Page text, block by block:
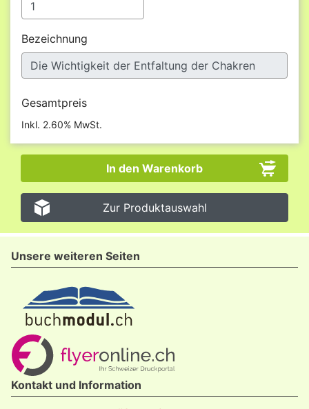
Bezeichnung
Gesamtpreis
Inkl. 2.60% MwSt.
Zur Produktauswahl
Unsere weiteren Seiten
Kontakt und Information